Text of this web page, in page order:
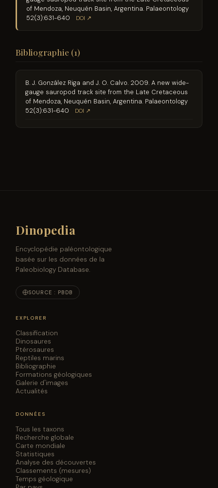
of Mendoza, Neuquén Basin, Argentina. Palaeontology
52(3):631-640
DOI ↗
Bibliographie (1)
B. J. González Riga and J. O. Calvo. 2009. A new wide-
gauge sauropod track site from the Late Cretaceous
of Mendoza, Neuquén Basin, Argentina. Palaeontology
52(3):631-640
DOI ↗
Dinopedia
Encyclopédie paléontologique
basée sur les données de la
Paleobiology Database.
SOURCE : PBDB
EXPLORER
Classification
Dinosaures
Ptérosaures
Reptiles marins
Bibliographie
Formations géologiques
Galerie d'images
Actualités
DONNÉES
Tous les taxons
Recherche globale
Carte mondiale
Statistiques
Analyse des découvertes
Classements (mesures)
Temps géologique